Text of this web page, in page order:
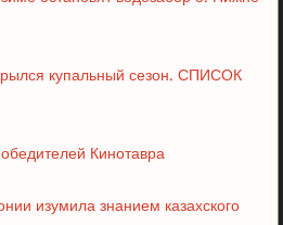
купальный сезон. СПИСОК
Кинотавра
изумила знанием казахского